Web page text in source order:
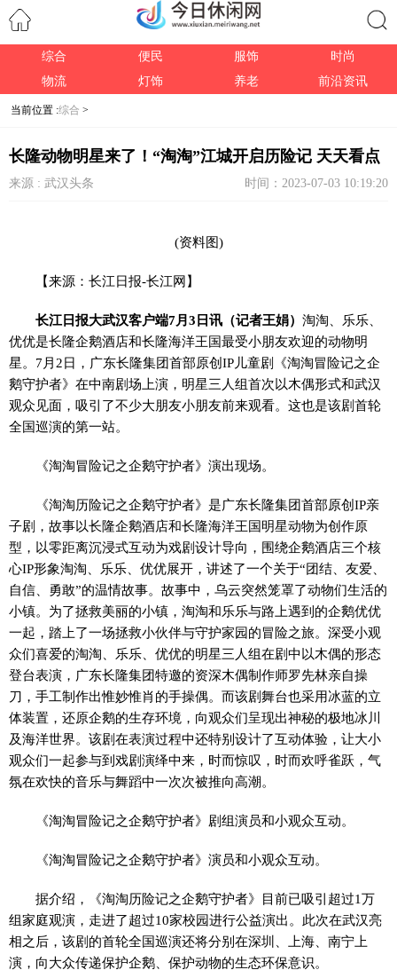
综合 便民 服饰
时尚
物流
灯饰 养老 前沿资讯
当前位置 :综合 >
长隆动物明星来了！“淘淘”江城开启历险记 天天看点
来源 : 武汉头条 时间：2023-07-03 10:19:20
(资料图)
【来源：长江日报-长江网】
长江日报大武汉客户端7月3日讯（记者王娟）淘淘、乐乐、
优优是长隆企鹅酒店和长隆海洋王国最受小朋友欢迎的动物明
星。7月2日，广东长隆集团首部原创IP儿童剧《淘淘冒险记之企
鹅守护者》在中南剧场上演，明星三人组首次以木偶形式和武汉
观众见面，吸引了不少大朋友小朋友前来观看。这也是该剧首轮
全国巡演的第一站。
《淘淘冒险记之企鹅守护者》演出现场。
《淘淘历险记之企鹅守护者》是广东长隆集团首部原创IP亲
子剧，故事以长隆企鹅酒店和长隆海洋王国明星动物为创作原
型，以零距离沉浸式互动为戏剧设计导向，围绕企鹅酒店三个核
心IP形象淘淘、乐乐、优优展开，讲述了一个关于“团结、友爱、
自信、勇敢”的温情故事。故事中，乌云突然笼罩了动物们生活的
小镇。为了拯救美丽的小镇，淘淘和乐乐与路上遇到的企鹅优优
一起，踏上了一场拯救小伙伴与守护家园的冒险之旅。深受小观
众们喜爱的淘淘、乐乐、优优的明星三人组在剧中以木偶的形态
登台表演，广东长隆集团特邀的资深木偶制作师罗先林亲自操
刀，手工制作出惟妙惟肖的手操偶。而该剧舞台也采用冰蓝的立
体装置，还原企鹅的生存环境，向观众们呈现出神秘的极地冰川
及海洋世界。该剧在表演过程中还特别设计了互动体验，让大小
观众们一起参与到戏剧演绎中来，时而惊叹，时而欢呼雀跃，气
氛在欢快的音乐与舞蹈中一次次被推向高潮。
《淘淘冒险记之企鹅守护者》剧组演员和小观众互动。
《淘淘冒险记之企鹅守护者》演员和小观众互动。
据介绍，《淘淘历险记之企鹅守护者》目前已吸引超过1万
组家庭观演，走进了超过10家校园进行公益演出。此次在武汉亮
相之后，该剧的首轮全国巡演还将分别在深圳、上海、南宁上
演，向大众传递保护企鹅、保护动物的生态环保意识。